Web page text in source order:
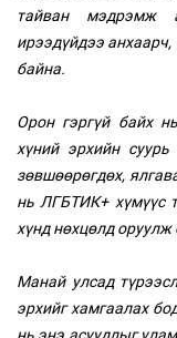
тайван мэдрэмж
ирээдүйдээ
байна.
Орон гэргүй байх
хүний эрхийн
зөвшөөрөгдөх,
нь ЛГБТИК+ хүмүүс
хүнд нөхцөлд оруулж
Манай улсад
эрхийг хамгаалах